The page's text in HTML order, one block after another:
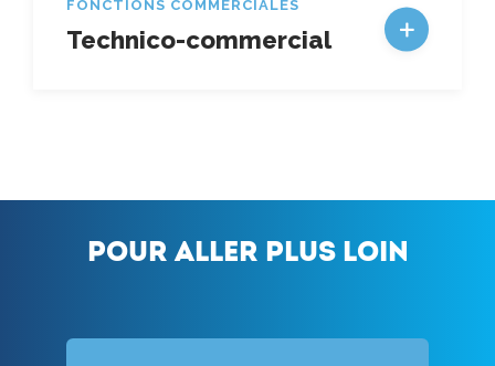
FONCTIONS COMMERCIALES
Technico-commercial
Pour aller plus loin